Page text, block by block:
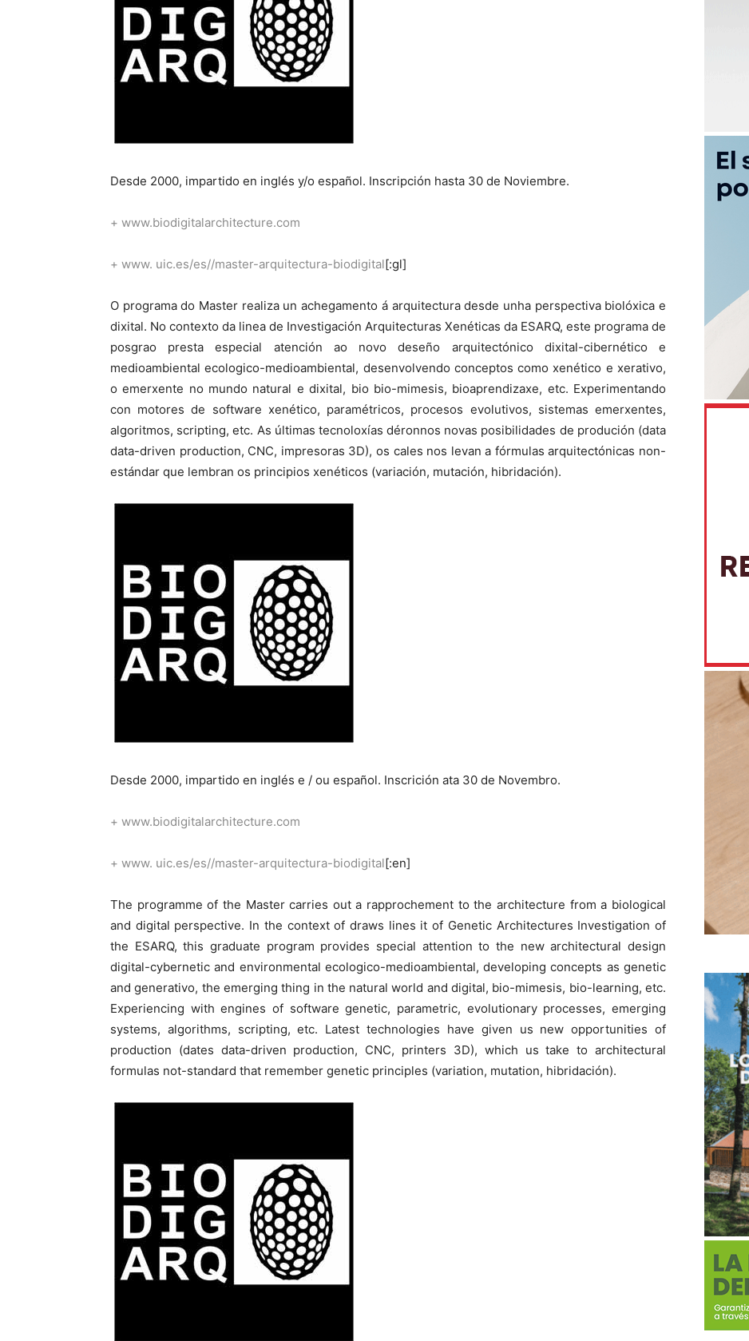
Desde 2000, impartido en inglés y/o español. Inscripción hasta 30 de Noviembre.
+ www.biodigitalarchitecture.com
+ www. uic.es/es//master-arquitectura-biodigital[:gl]
O programa do Master realiza un achegamento á arquitectura desde unha perspectiva biolóxica e
dixital. No contexto da linea de Investigación Arquitecturas Xenéticas da ESARQ, este programa de
posgrao presta especial atención ao novo deseño arquitectónico dixital-cibernético e
medioambiental ecologico-medioambiental, desenvolvendo conceptos como xenético e xerativo,
o emerxente no mundo natural e dixital, bio bio-mimesis, bioaprendizaxe, etc. Experimentando
con motores de software xenético, paramétricos, procesos evolutivos, sistemas emerxentes,
algoritmos, scripting, etc. As últimas tecnoloxías déronnos novas posibilidades de produción (data
data-driven production, CNC, impresoras 3D), os cales nos levan a fórmulas arquitectónicas non-
estándar que lembran os principios xenéticos (variación, mutación, hibridación).
Desde 2000, impartido en inglés e / ou español. Inscrición ata 30 de Novembro.
+ www.biodigitalarchitecture.com
+ www. uic.es/es//master-arquitectura-biodigital[:en]
The programme of the Master carries out a rapprochement to the architecture from a biological
and digital perspective. In the context of draws lines it of Genetic Architectures Investigation of
the ESARQ, this graduate program provides special attention to the new architectural design
digital-cybernetic and environmental ecologico-medioambiental, developing concepts as genetic
and generativo, the emerging thing in the natural world and digital, bio-mimesis, bio-learning, etc.
Experiencing with engines of software genetic, parametric, evolutionary processes, emerging
systems, algorithms, scripting, etc. Latest technologies have given us new opportunities of
production (dates data-driven production, CNC, printers 3D), which us take to architectural
formulas not-standard that remember genetic principles (variation, mutation, hibridación).